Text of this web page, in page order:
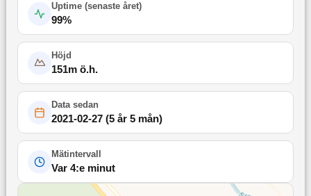
Uptime (senaste året)
99%
Höjd
151m ö.h.
Data sedan
2021-02-27(5 år 5 mån)
Mätintervall
Var 4:e minut